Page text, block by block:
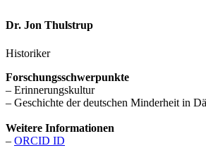
Dr. Jon Thulstrup
Historiker
Forschungsschwerpunkte
– Erinnerungskultur
– Geschichte der deutschen Minderheit in
Weitere Informationen
– ORCID ID